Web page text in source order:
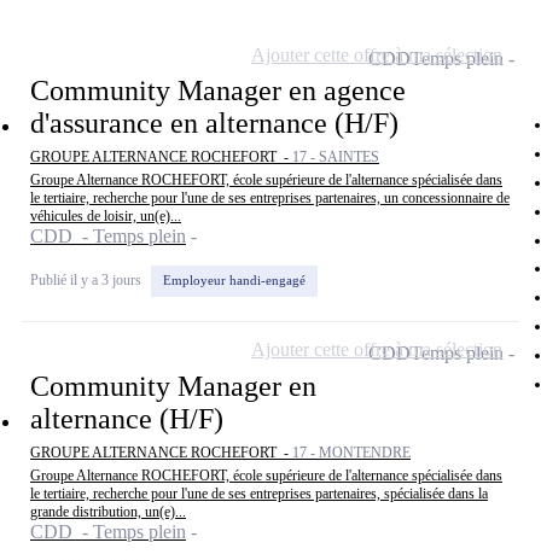
Community Manager en agence
d'assurance en alternance (H/F)
GROUPE ALTERNANCE ROCHEFORT - 17 - SAINTES
Groupe Alternance ROCHEFORT, école supérieure de l'alternance spécialisée dans
le tertiaire, recherche pour l'une de ses entreprises partenaires, un concessionnaire de
véhicules de loisir, un(e)...
CDD - Temps plein
Publié il y a 3 jours Employeur handi-engagé
CDDTemps plein
Ajouter cette offre à ma sélection
Community Manager en
alternance (H/F)
GROUPE ALTERNANCE ROCHEFORT - 17 - MONTENDRE
Groupe Alternance ROCHEFORT, école supérieure de l'alternance spécialisée dans
le tertiaire, recherche pour l'une de ses entreprises partenaires, spécialisée dans la
grande distribution, un(e)...
CDD - Temps plein
CDDTemps plein
Ajouter cette offre à ma sélection